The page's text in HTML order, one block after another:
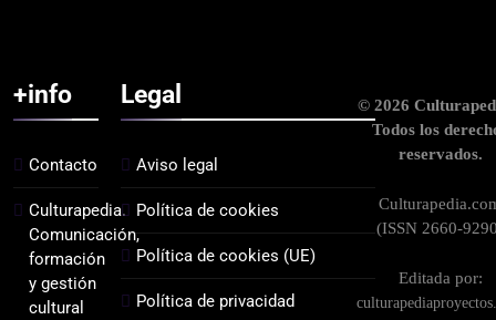
+info
Contacto
Culturapedia.
Comunicación,
formación
y gestión
cultural
Legal
Aviso legal
Política de cookies
Política de cookies (UE)
Política de privacidad
© 2026
Todos los
reservados.
(ISSN 2660-
Editada por: